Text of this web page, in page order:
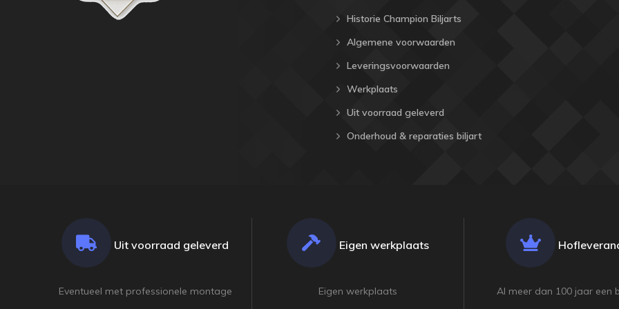
Historie Champion Biljarts
Algemene voorwaarden
Leveringsvoorwaarden
Werkplaats
Uit voorraad geleverd
Onderhoud & reparaties biljart
Uit voorraad geleverd
Eventueel met professionele montage
Eigen werkplaats
Eigen werkplaats Al meer dan 100 jaar een